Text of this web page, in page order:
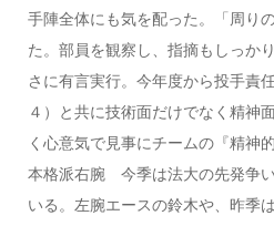
手陣全体にも気を配った。「周り
た。部員を観察し、指摘もしっか
さに有言実行。今年度から投手責
４）と共に技術面だけでなく精神
く心意気で見事にチームの『精神
本格派右腕今季は法大の先発争い
いる。左腕エースの鈴木や、昨季